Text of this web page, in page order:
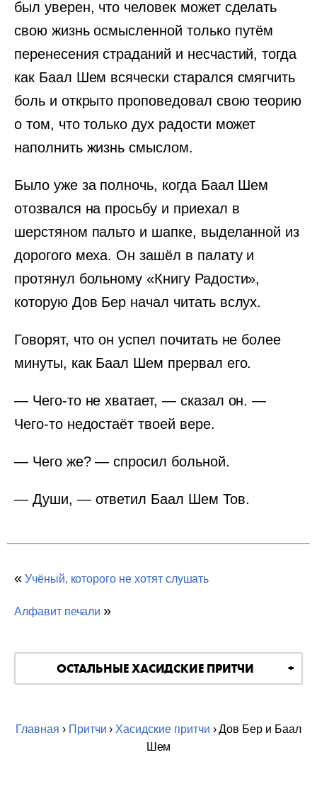
был уверен, что человек может сделать
свою жизнь осмысленной только путём
перенесения страданий и несчастий, тогда
как Баал Шем всячески старался смягчить
боль и открыто проповедовал свою теорию
о том, что только дух радости может
наполнить жизнь смыслом.
Было уже за полночь, когда Баал Шем
отозвался на просьбу и приехал в
шерстяном пальто и шапке, выделанной из
дорогого меха. Он зашёл в палату и
протянул больному «Книгу Радости»,
которую Дов Бер начал читать вслух.
Говорят, что он успел почитать не более
минуты, как Баал Шем прервал его.
— Чего-то не хватает, — сказал он. —
Чего-то недостаёт твоей вере.
— Чего же? — спросил больной.
— Души, — ответил Баал Шем Тов.
« Учёный, которого не хотят слушать
Алфавит печали »
ОСТАЛЬНЫЕ ХАСИДСКИЕ ПРИТЧИ
Главная › Притчи › Хасидские притчи › Дов Бер и Баал
Шем